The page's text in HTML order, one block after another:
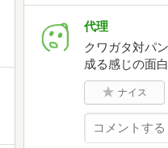
代理
クワガタ対パ
成る感じの面白
ナイス